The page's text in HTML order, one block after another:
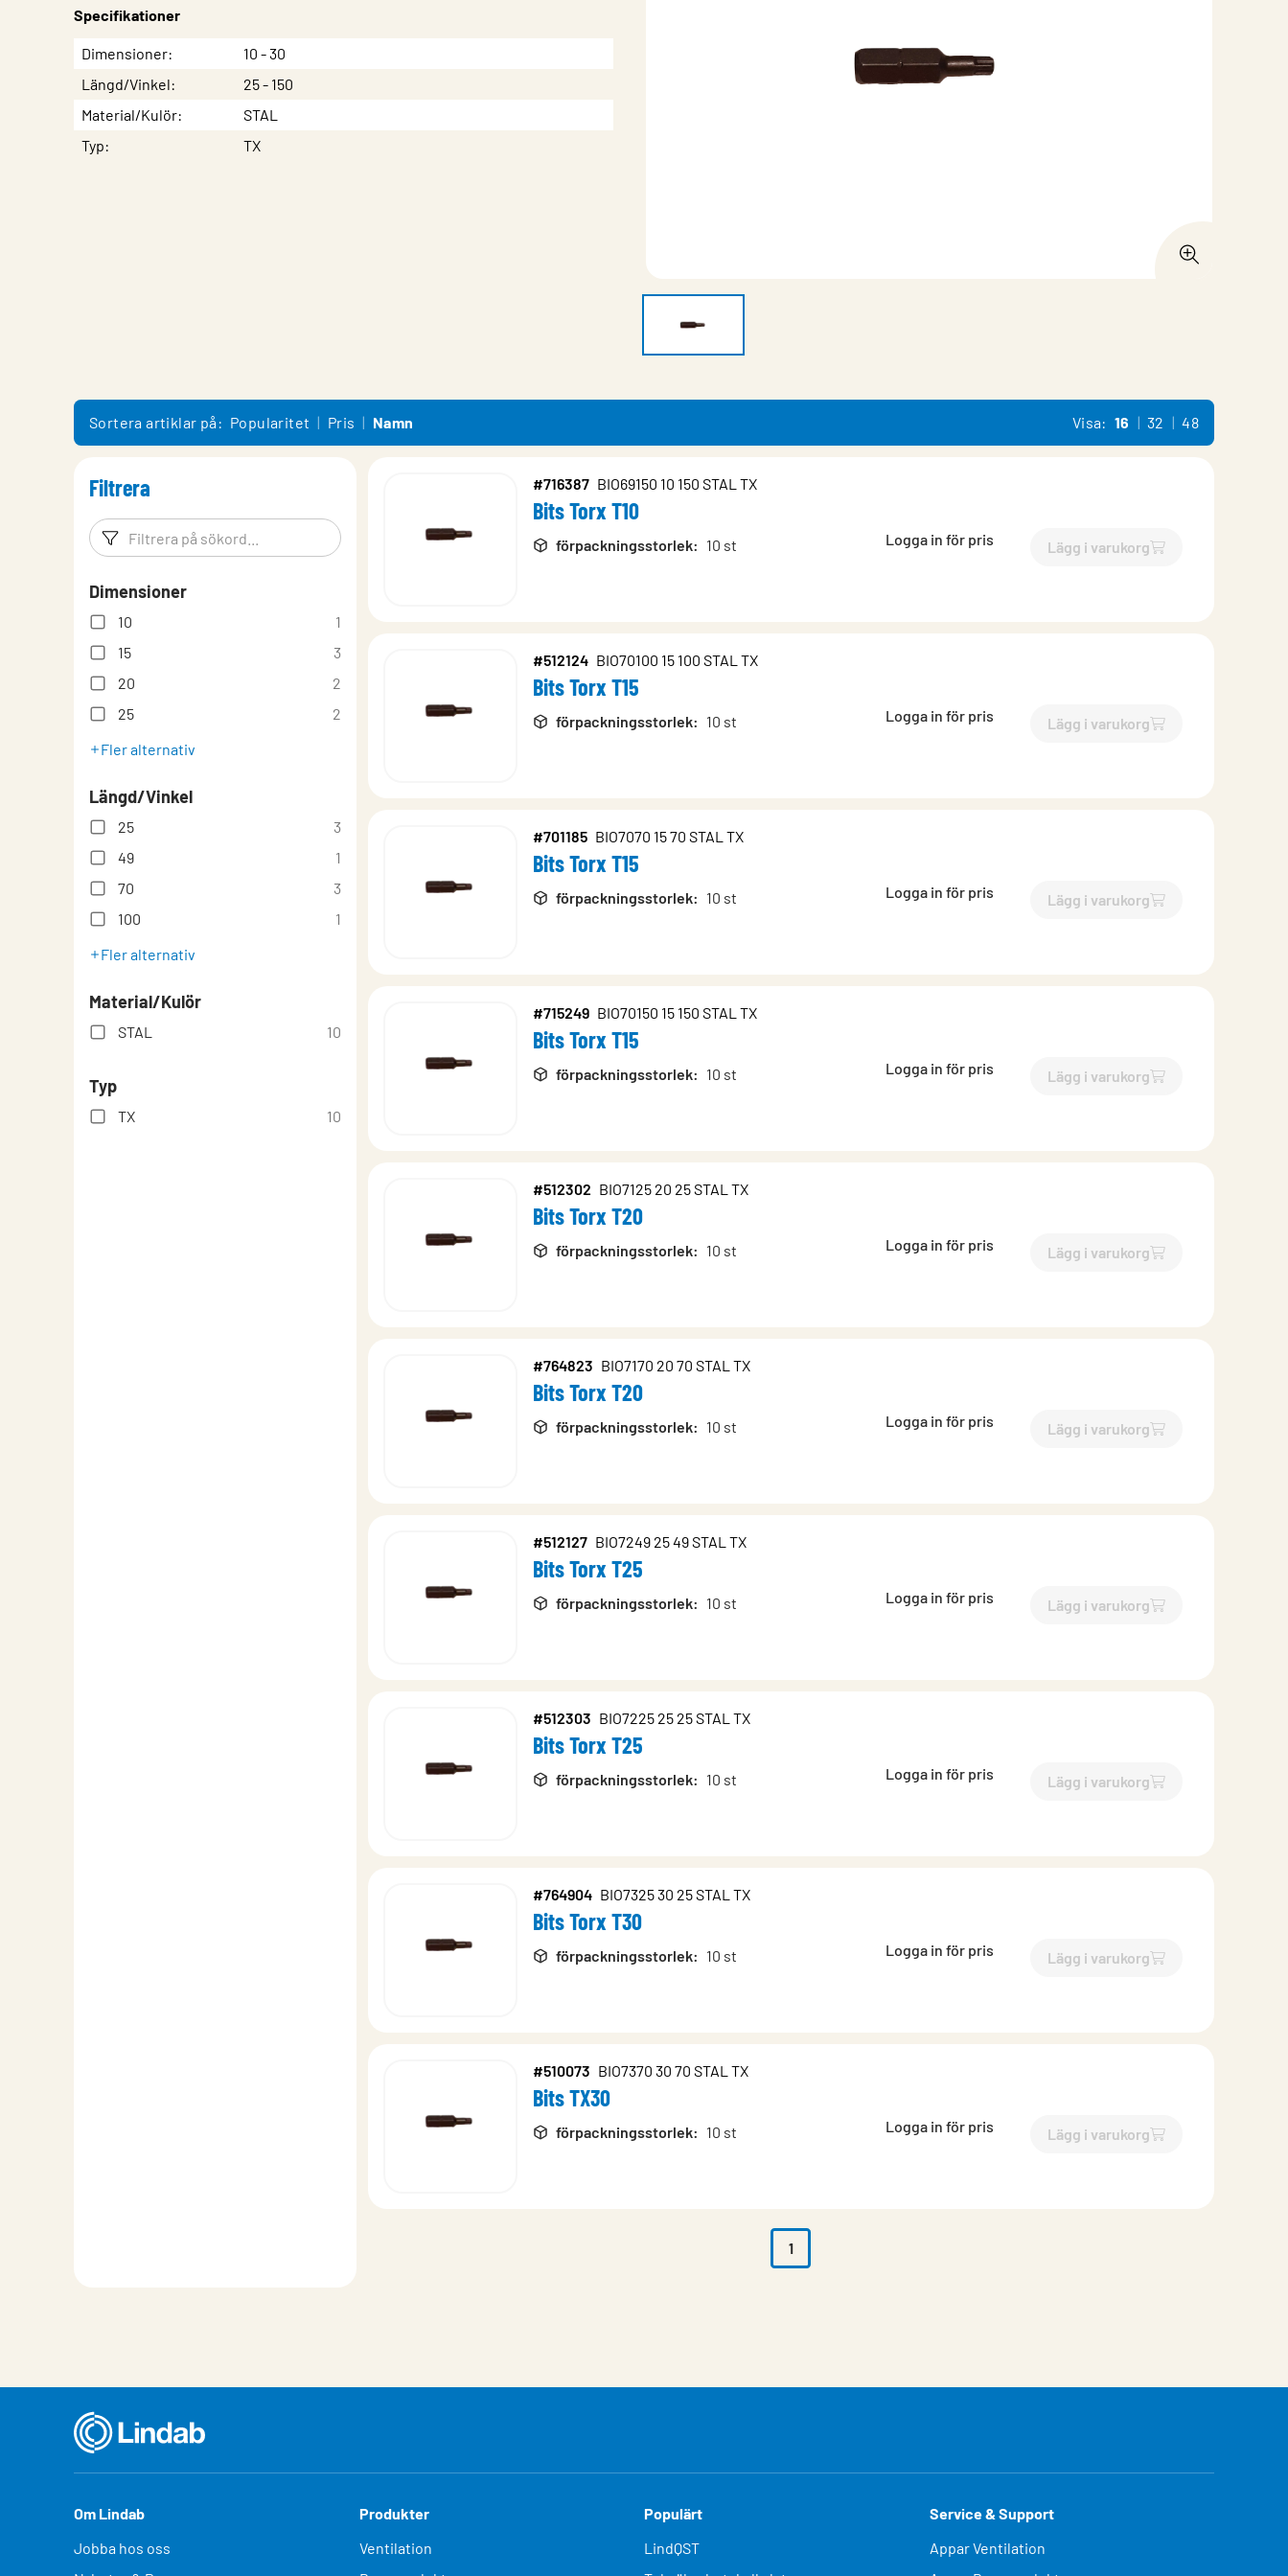
Specifikationer
EgenskapVärde
Dimensioner
10 - 30
Längd/Vinkel
25 - 150
Material/Kulör
STAL
Typ
TX
Sortera artiklar på: Popularitet Pris Namn Visa: 16 32 48
Filtrera
Filtreringsord Filtrera produkter
Dimensioner
10
1
15
3
20
2
25
2
Fler alternativ
Längd/Vinkel
25
3
49
1
70
3
100
1
Fler alternativ
Material/Kulör
STAL 10
Typ
TX 10
#716387 BIO69150 10 150 STAL TX
Bits Torx T10
förpackningsstorlek: 10 st Logga in för pris Lägg i varukorg
`$Lägg till
#512124 BIO70100 15 100 STAL TX
Bits Torx T15
förpackningsstorlek: 10 st Logga in för pris Lägg i varukorg
`$Lägg till
#701185 BIO7070 15 70 STAL TX
Bits Torx T15
förpackningsstorlek: 10 st Logga in för pris Lägg i varukorg
`$Lägg till
#715249 BIO70150 15 150 STAL TX
Bits Torx T15
förpackningsstorlek: 10 st Logga in för pris Lägg i varukorg
`$Lägg till
#512302 BIO7125 20 25 STAL TX
Bits Torx T20
förpackningsstorlek: 10 st Logga in för pris Lägg i varukorg
`$Lägg till
#764823 BIO7170 20 70 STAL TX
Bits Torx T20
förpackningsstorlek: 10 st Logga in för pris Lägg i varukorg
`$Lägg till
#512127 BIO7249 25 49 STAL TX
Bits Torx T25
förpackningsstorlek: 10 st Logga in för pris Lägg i varukorg
`$Lägg till
#512303 BIO7225 25 25 STAL TX
Bits Torx T25
förpackningsstorlek: 10 st Logga in för pris Lägg i varukorg
`$Lägg till
#764904 BIO7325 30 25 STAL TX
Bits Torx T30
förpackningsstorlek: 10 st Logga in för pris Lägg i varukorg
`$Lägg till
#510073 BIO7370 30 70 STAL TX
Bits TX30
förpackningsstorlek: 10 st Logga in för pris Lägg i varukorg
`$Lägg till
1
Om Lindab
Jobba hos oss
Produkter
Ventilation
Populärt
LindQST
Service & Support
Appar Ventilation